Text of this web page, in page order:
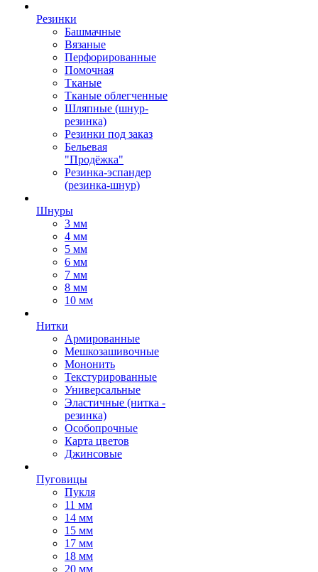
Резинки
Башмачные
Вязаные
Перфорированные
Помочная
Тканые
Тканые облегченные
Шляпные (шнур-
резинка)
Резинки под заказ
Бельевая
"Продёжка"
Резинка-эспандер
(резинка-шнур)
Шнуры
3 мм
4 мм
5 мм
6 мм
7 мм
8 мм
10 мм
Нитки
Армированные
Мешкозашивочные
Мононить
Текстурированные
Универсальные
Эластичные (нитка -
резинка)
Особопрочные
Карта цветов
Джинсовые
Пуговицы
Пукля
11 мм
14 мм
15 мм
17 мм
18 мм
20 мм